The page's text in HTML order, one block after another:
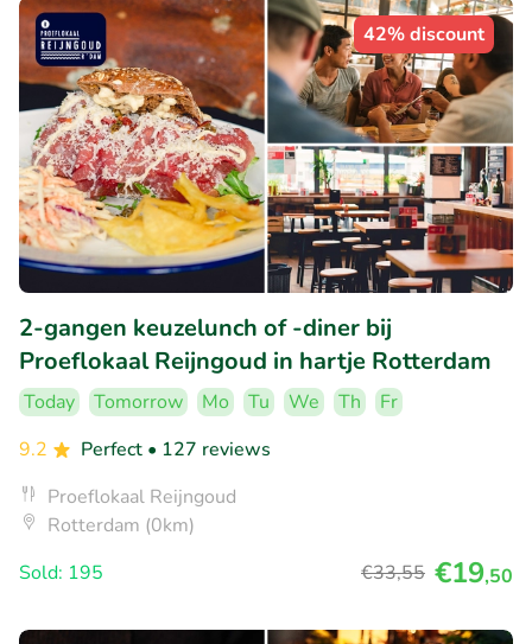
42% discount
2-gangen keuzelunch of -diner bij
Proeflokaal Reijngoud in hartje Rotterdam
Today Tomorrow Mo Tu We Th
Fr
9.2
Perfect • 127 reviews
Proeflokaal Reijngoud
Rotterdam (0km)
Sold: 195
€33,55 €19,50